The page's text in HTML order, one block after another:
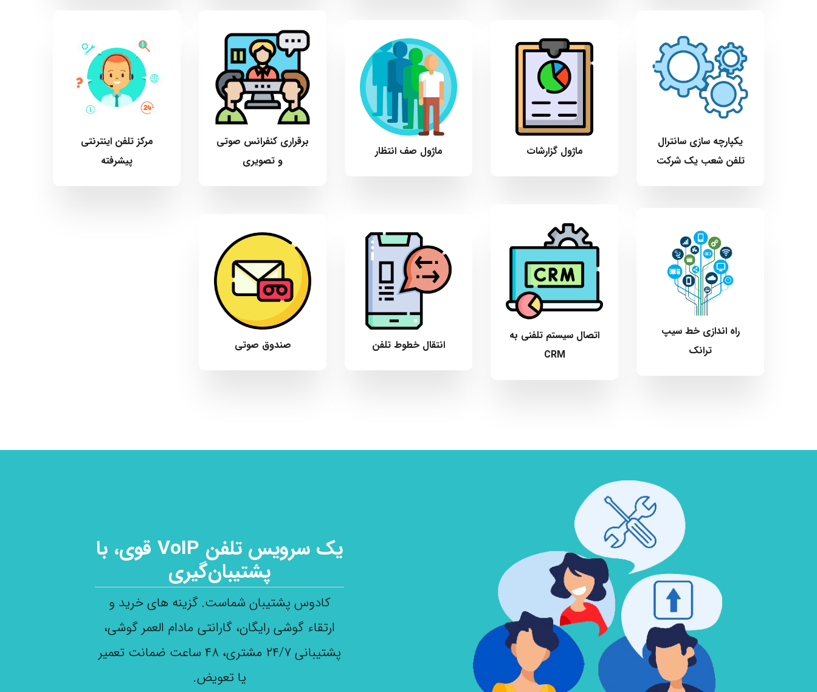
یکپارچه سازی سانترال
تلفن شعب یک شرکت
ماژول گزارشات ماژول صف انتظار
برقراری کنفرانس صوتی
و تصویری
مرکز تلفن اینترنتی
پیشرفته
راه اندازی خط سیپ
ترانک
اتصال سیستم تلفنی به
CRM
انتقال خطوط تلفن صندوق صوتی
یک سرویس تلفن VoIP قوی، با
پشتیبان‌گیری
کادوس پشتیبان شماست. گزینه های خرید و
ارتقاء گوشی رایگان، گارانتی مادام العمر گوشی،
پشتیبانی ۲۴/۷ مشتری، ۴۸ ساعت ضمانت تعمیر
یا تعویض.